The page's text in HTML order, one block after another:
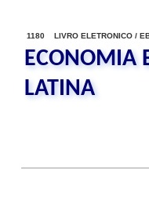
1180 LIVRO ELETRONICO /
ECONOMIA
LATINA